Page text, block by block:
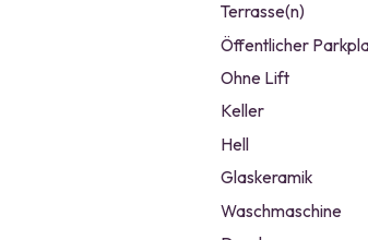
Terrasse(n)
Öffentlicher
Ohne Lift
Keller
Hell
Glaskeramik
Waschmaschine